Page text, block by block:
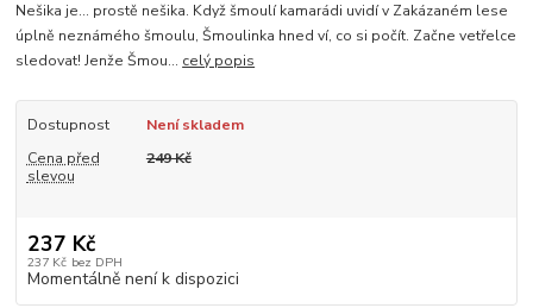
Nešika je… prostě nešika. Když šmoulí kamarádi uvidí v Zakázaném lese
úplně neznámého šmoulu, Šmoulinka hned ví, co si počít. Začne vetřelce
sledovat! Jenže Šmou... celý popis
Dostupnost
Není skladem
Cena před
slevou
249 Kč
237 Kč
237 Kč bez DPH
Momentálně není k dispozici